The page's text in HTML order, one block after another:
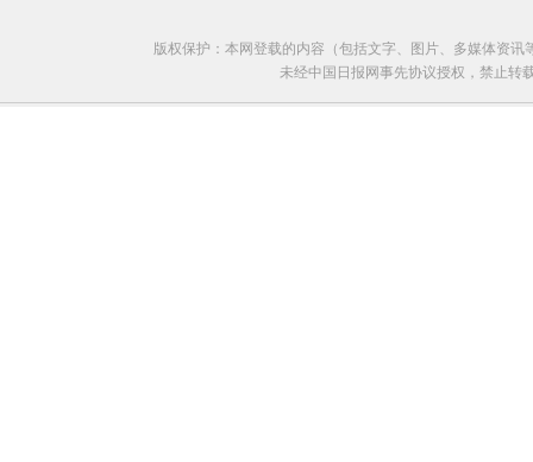
版权保护：本网登载的内容（包括文字、图片、多媒体资
未经中国日报网事先协议授权，禁止转